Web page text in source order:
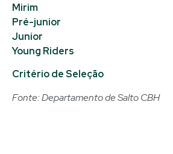
Mirim
Pré-junior
Junior
Young Riders
Critério de Seleção
Fonte: Departamento de Salto CBH